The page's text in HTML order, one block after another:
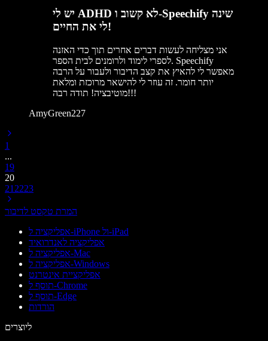
יש לי ADHD לא קשוב ו-Speechify שינה
לי את החיים!
אני מצליחה לעשות דברים אחרים תוך כדי האזנה
לספרי לימוד ולרומנים לבית הספר. Speechify
מאפשר לי להאיץ את קצב הדיבור ולעבור על הרבה
יותר חומר. זה עוזר לי להישאר מרוכזת ומלאת
מוטיבציה! תודה רבה!!!
AmyGreen227
1
...
19
20
21 2223
המרת טקסט לדיבור
אפליקציה ל-iPhone ול-iPad
אפליקציה לאנדרואיד
אפליקציה ל-Mac
אפליקציה ל-Windows
אפליקציית אינטרנט
תוסף ל-Chrome
תוסף ל-Edge
הורדות
ליוצרים